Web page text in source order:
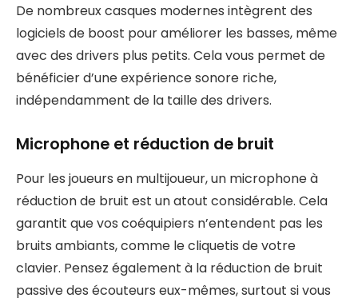
De nombreux casques modernes intègrent des
logiciels de boost pour améliorer les basses, même
avec des drivers plus petits. Cela vous permet de
bénéficier d’une expérience sonore riche,
indépendamment de la taille des drivers.
Microphone et réduction de bruit
Pour les joueurs en multijoueur, un microphone à
réduction de bruit est un atout considérable. Cela
garantit que vos coéquipiers n’entendent pas les
bruits ambiants, comme le cliquetis de votre
clavier. Pensez également à la réduction de bruit
passive des écouteurs eux-mêmes, surtout si vous